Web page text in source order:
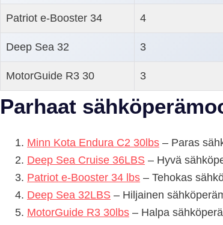
Patriot e-Booster 34 4
Deep Sea 32 3
MotorGuide R3 30 3
Parhaat
Minn Kota Endura C2 30lbs – Paras
Deep Sea Cruise 36LBS – Hyvä
Patriot e-Booster 34 lbs – Tehokas
Deep Sea 32LBS – Hiljainen
MotorGuide R3 30lbs – Halpa